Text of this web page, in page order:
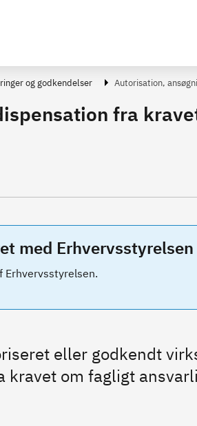
og godkendelser Autorisation,
fra
med Erhvervsstyrelsen
Erhvervsstyrelsen.
eller godkendt
kravet om fagligt